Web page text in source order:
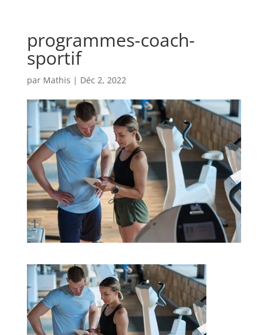
programmes-coach-
sportif
par Mathis | Déc 2, 2022